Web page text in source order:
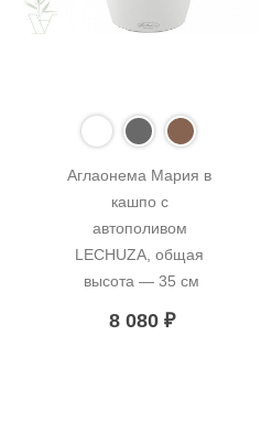
Аглаонема Мария в
кашпо с
автополивом
LECHUZA, общая
высота — 35 см
8 080 ₽